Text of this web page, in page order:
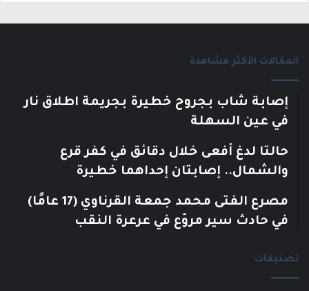
المقالات الأكثر مشاهدة
إصابة شاب بجروح خطيرة بجريمة اطلاق نار
في عين السهلة
حالتا لدغ أفعى خلال دقائق في كفر قرع
والشمال.. إصابتان إحداهما خطيرة
مصرع الفتى محمد جمعة القرناوي (17 عامًا)
في حادث سير مروّع في عرعرة النقب
تصنيفات